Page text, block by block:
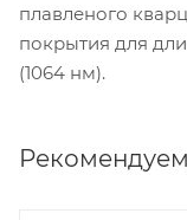
плавленого
покрытия для
(1064 нм).
Рекомендуем